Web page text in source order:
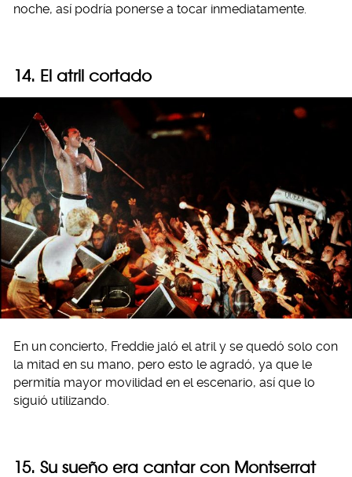
noche, así podría ponerse a tocar inmediatamente.
14. El atril cortado
En un concierto, Freddie jaló el atril y se quedó solo con
la mitad en su mano, pero esto le agradó, ya que le
permitía mayor movilidad en el escenario, así que lo
siguió utilizando.
15. Su sueño era cantar con Montserrat